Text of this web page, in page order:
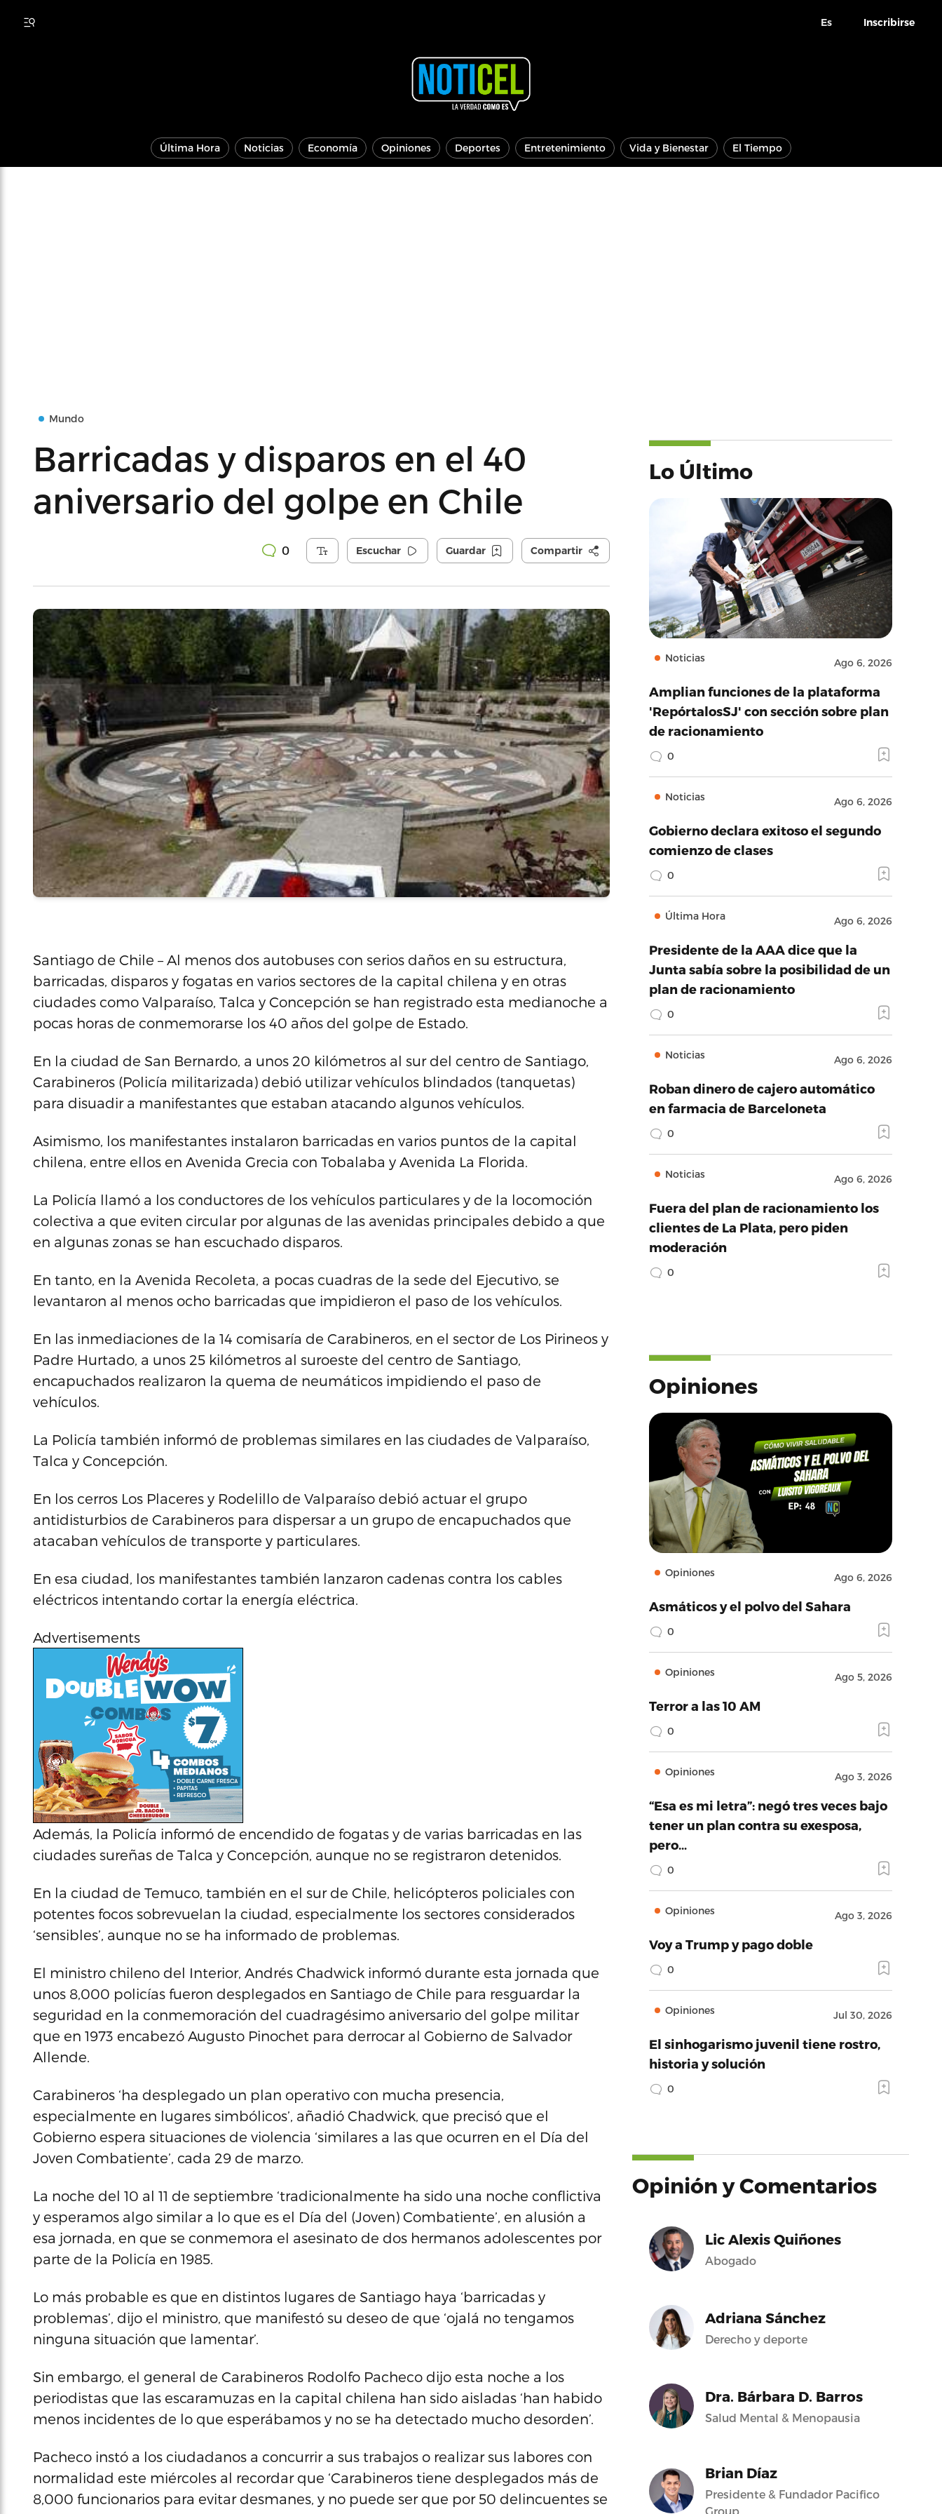
Es Inscribirse
Última Hora Noticias Economía Opiniones Deportes Entretenimiento Vida y Bienestar El Tiempo
Mundo
Barricadas y disparos en el 40
aniversario del golpe en Chile
0 Escuchar Guardar Compartir
Santiago de Chile – Al menos dos autobuses con serios daños en su estructura,
barricadas, disparos y fogatas en varios sectores de la capital chilena y en otras
ciudades como Valparaíso, Talca y Concepción se han registrado esta medianoche a
pocas horas de conmemorarse los 40 años del golpe de Estado.
En la ciudad de San Bernardo, a unos 20 kilómetros al sur del centro de Santiago,
Carabineros (Policía militarizada) debió utilizar vehículos blindados (tanquetas)
para disuadir a manifestantes que estaban atacando algunos vehículos.
Asimismo, los manifestantes instalaron barricadas en varios puntos de la capital
chilena, entre ellos en Avenida Grecia con Tobalaba y Avenida La Florida.
La Policía llamó a los conductores de los vehículos particulares y de la locomoción
colectiva a que eviten circular por algunas de las avenidas principales debido a que
en algunas zonas se han escuchado disparos.
En tanto, en la Avenida Recoleta, a pocas cuadras de la sede del Ejecutivo, se
levantaron al menos ocho barricadas que impidieron el paso de los vehículos.
En las inmediaciones de la 14 comisaría de Carabineros, en el sector de Los Pirineos y
Padre Hurtado, a unos 25 kilómetros al suroeste del centro de Santiago,
encapuchados realizaron la quema de neumáticos impidiendo el paso de
vehículos.
La Policía también informó de problemas similares en las ciudades de Valparaíso,
Talca y Concepción.
En los cerros Los Placeres y Rodelillo de Valparaíso debió actuar el grupo
antidisturbios de Carabineros para dispersar a un grupo de encapuchados que
atacaban vehículos de transporte y particulares.
En esa ciudad, los manifestantes también lanzaron cadenas contra los cables
eléctricos intentando cortar la energía eléctrica.
Advertisements
Además, la Policía informó de encendido de fogatas y de varias barricadas en las
ciudades sureñas de Talca y Concepción, aunque no se registraron detenidos.
En la ciudad de Temuco, también en el sur de Chile, helicópteros policiales con
potentes focos sobrevuelan la ciudad, especialmente los sectores considerados
‘sensibles’, aunque no se ha informado de problemas.
El ministro chileno del Interior, Andrés Chadwick informó durante esta jornada que
unos 8,000 policías fueron desplegados en Santiago de Chile para resguardar la
seguridad en la conmemoración del cuadragésimo aniversario del golpe militar
que en 1973 encabezó Augusto Pinochet para derrocar al Gobierno de Salvador
Allende.
Carabineros ‘ha desplegado un plan operativo con mucha presencia,
especialmente en lugares simbólicos’, añadió Chadwick, que precisó que el
Gobierno espera situaciones de violencia ‘similares a las que ocurren en el Día del
Joven Combatiente’, cada 29 de marzo.
La noche del 10 al 11 de septiembre ‘tradicionalmente ha sido una noche conflictiva
y esperamos algo similar a lo que es el Día del (Joven) Combatiente’, en alusión a
esa jornada, en que se conmemora el asesinato de dos hermanos adolescentes por
parte de la Policía en 1985.
Lo más probable es que en distintos lugares de Santiago haya ‘barricadas y
problemas’, dijo el ministro, que manifestó su deseo de que ‘ojalá no tengamos
ninguna situación que lamentar’.
Sin embargo, el general de Carabineros Rodolfo Pacheco dijo esta noche a los
periodistas que las escaramuzas en la capital chilena han sido aisladas ‘han habido
menos incidentes de lo que esperábamos y no se ha detectado mucho desorden’.
Pacheco instó a los ciudadanos a concurrir a sus trabajos o realizar sus labores con
normalidad este miércoles al recordar que ‘Carabineros tiene desplegados más de
8,000 funcionarios para evitar desmanes, y no puede ser que por 50 delincuentes se
Lo Último
Noticias Ago 6, 2026
Amplian funciones de la plataforma
'RepórtalosSJ' con sección sobre plan
de racionamiento
0
Noticias Ago 6, 2026
Gobierno declara exitoso el segundo
comienzo de clases
0
Última Hora Ago 6, 2026
Presidente de la AAA dice que la
Junta sabía sobre la posibilidad de un
plan de racionamiento
0
Noticias Ago 6, 2026
Roban dinero de cajero automático
en farmacia de Barceloneta
0
Noticias Ago 6, 2026
Fuera del plan de racionamiento los
clientes de La Plata, pero piden
moderación
0
Opiniones
Opiniones Ago 6, 2026
Asmáticos y el polvo del Sahara
0
Opiniones Ago 5, 2026
Terror a las 10 AM
0
Opiniones Ago 3, 2026
“Esa es mi letra”: negó tres veces bajo
tener un plan contra su exesposa,
pero…
0
Opiniones Ago 3, 2026
Voy a Trump y pago doble
0
Opiniones Jul 30, 2026
El sinhogarismo juvenil tiene rostro,
historia y solución
0
Opinión y Comentarios
Lic Alexis Quiñones
Abogado
Adriana Sánchez
Derecho y deporte
Dra. Bárbara D. Barros
Salud Mental & Menopausia
Brian Díaz
Presidente & Fundador Pacifico
Group